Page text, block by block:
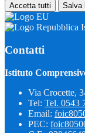
Accetta tutti Salva
Contatti
Istituto
Via Crocette,
Tel: Tel. 0543
Email:
PEC: